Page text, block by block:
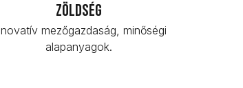
zöldség
mezőgazdaság, minőségi
alapanyagok.